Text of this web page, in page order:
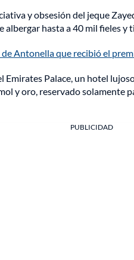
y obsesión del jeque
hasta a 40 mil fieles y
Antonella que recibió el
Palace, un hotel
y oro, reservado solamente
PUBLICIDAD